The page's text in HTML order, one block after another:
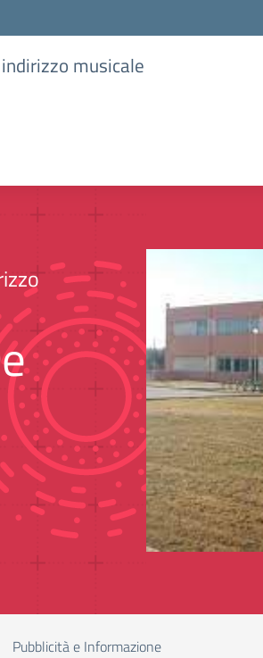
musicale
Pubblicità e Informazione